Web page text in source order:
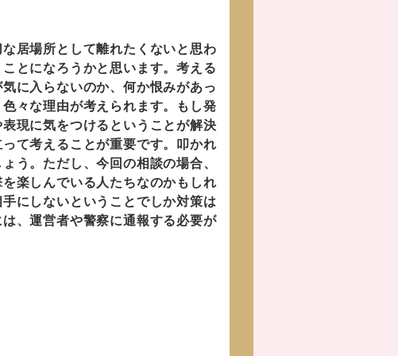
居場所として離れたくないと思わ
とになろうかと思います。考える
に入らないのか、何か恨みがあっ
々な理由が考えられます。もし発
現に気をつけるということが解決
て考えることが重要です。叩かれ
う。ただし、今回の相談の場合、
楽しんでいる人たちなのかもしれ
にしないということでしか対策は
、運営者や警察に通報する必要が